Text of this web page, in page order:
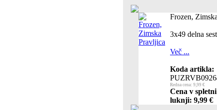
Frozen,
3x49 delna
Več ...
Koda artikla:
Redna cena: 9,99 €
Cena v
luknji: 9,99 €